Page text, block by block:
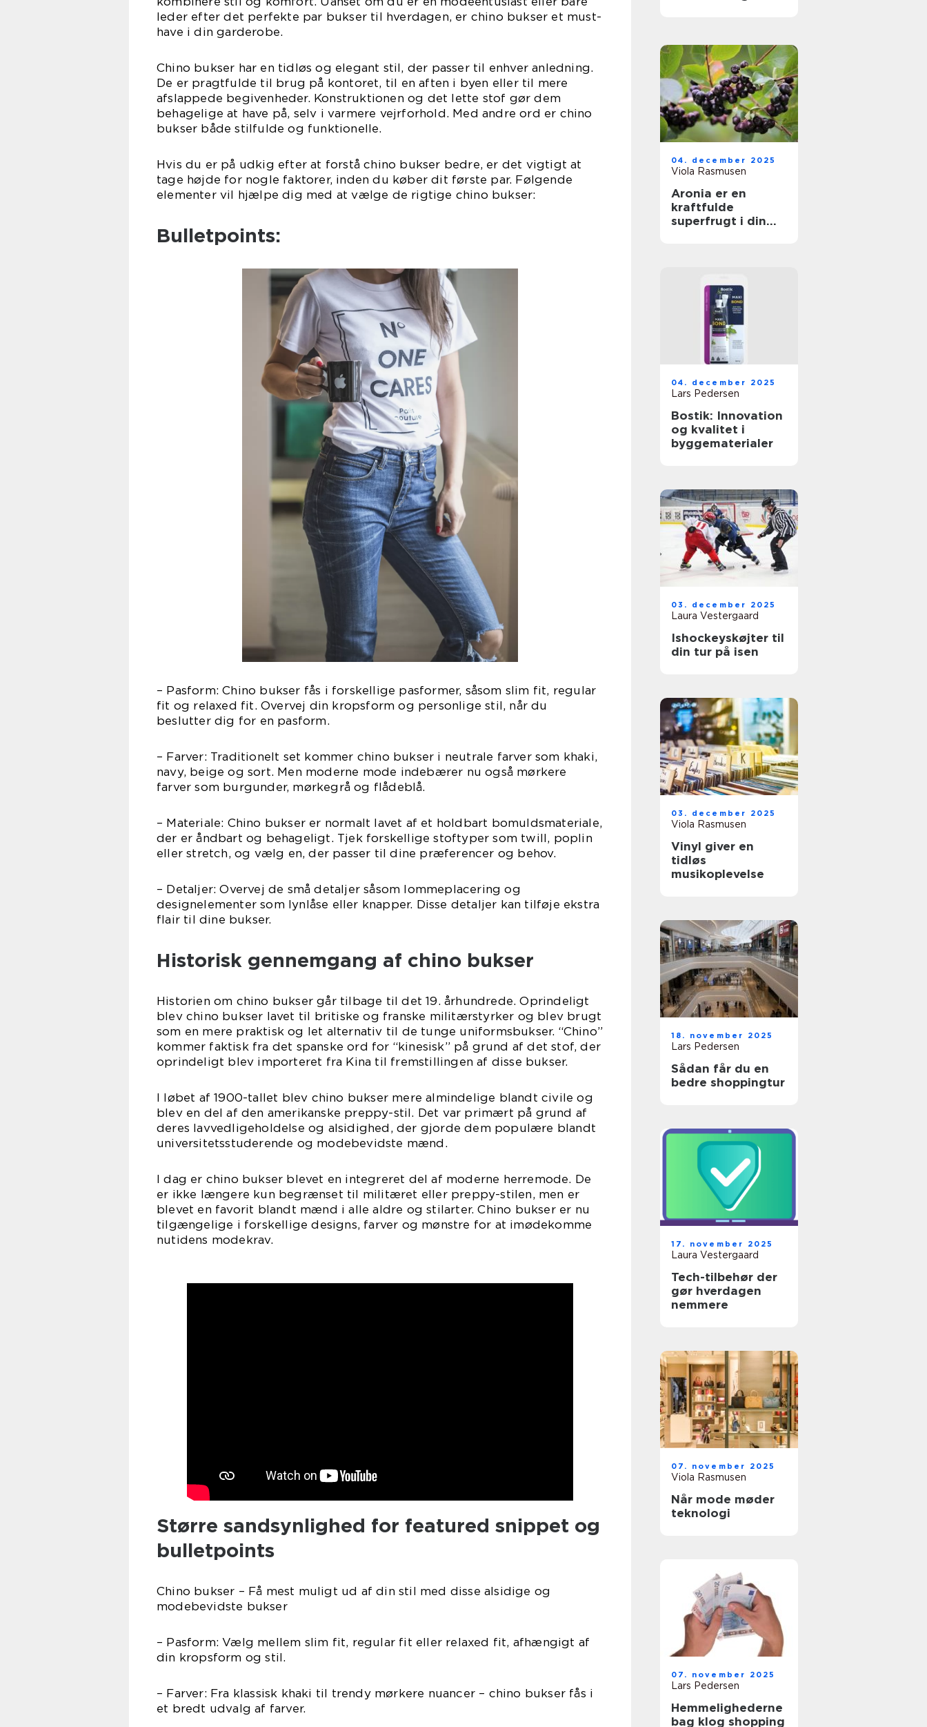
leder efter det perfekte par bukser til hverdagen, er chino bukser et must-
have i din garderobe.
Chino bukser har en tidløs og elegant stil, der passer til enhver anledning.
De er pragtfulde til brug på kontoret, til en aften i byen eller til mere
afslappede begivenheder. Konstruktionen og det lette stof gør dem
behagelige at have på, selv i varmere vejrforhold. Med andre ord er chino
bukser både stilfulde og funktionelle.
Hvis du er på udkig efter at forstå chino bukser bedre, er det vigtigt at
tage højde for nogle faktorer, inden du køber dit første par. Følgende
elementer vil hjælpe dig med at vælge de rigtige chino bukser:
Bulletpoints:
– Pasform: Chino bukser fås i forskellige pasformer, såsom slim fit, regular
fit og relaxed fit. Overvej din kropsform og personlige stil, når du
beslutter dig for en pasform.
– Farver: Traditionelt set kommer chino bukser i neutrale farver som khaki,
navy, beige og sort. Men moderne mode indebærer nu også mørkere
farver som burgunder, mørkegrå og flådeblå.
– Materiale: Chino bukser er normalt lavet af et holdbart bomuldsmateriale,
der er åndbart og behageligt. Tjek forskellige stoftyper som twill, poplin
eller stretch, og vælg en, der passer til dine præferencer og behov.
– Detaljer: Overvej de små detaljer såsom lommeplacering og
designelementer som lynlåse eller knapper. Disse detaljer kan tilføje ekstra
flair til dine bukser.
Historisk gennemgang af chino bukser
Historien om chino bukser går tilbage til det 19. århundrede. Oprindeligt
blev chino bukser lavet til britiske og franske militærstyrker og blev brugt
som en mere praktisk og let alternativ til de tunge uniformsbukser. “Chino”
kommer faktisk fra det spanske ord for “kinesisk” på grund af det stof, der
oprindeligt blev importeret fra Kina til fremstillingen af disse bukser.
I løbet af 1900-tallet blev chino bukser mere almindelige blandt civile og
blev en del af den amerikanske preppy-stil. Det var primært på grund af
deres lavvedligeholdelse og alsidighed, der gjorde dem populære blandt
universitetsstuderende og modebevidste mænd.
I dag er chino bukser blevet en integreret del af moderne herremode. De
er ikke længere kun begrænset til militæret eller preppy-stilen, men er
blevet en favorit blandt mænd i alle aldre og stilarter. Chino bukser er nu
tilgængelige i forskellige designs, farver og mønstre for at imødekomme
nutidens modekrav.
Større sandsynlighed for featured snippet og
bulletpoints
Chino bukser – Få mest muligt ud af din stil med disse alsidige og
modebevidste bukser
– Pasform: Vælg mellem slim fit, regular fit eller relaxed fit, afhængigt af
din kropsform og stil.
– Farver: Fra klassisk khaki til trendy mørkere nuancer – chino bukser fås i
et bredt udvalg af farver.
04. december 2025
Viola Rasmusen
Aronia er en
kraftfulde
superfrugt i din
04. december 2025
Lars Pedersen
Bostik: Innovation
og kvalitet i
byggematerialer
03. december 2025
Laura Vestergaard
Ishockeyskøjter til
din tur på isen
03. december 2025
Viola Rasmusen
Vinyl giver en
tidløs
musikoplevelse
18. november 2025
Lars Pedersen
Sådan får du en
bedre shoppingtur
17. november 2025
Laura Vestergaard
Tech-tilbehør der
gør hverdagen
nemmere
07. november 2025
Viola Rasmusen
Når mode møder
teknologi
07. november 2025
Lars Pedersen
Hemmelighederne
bag klog shopping